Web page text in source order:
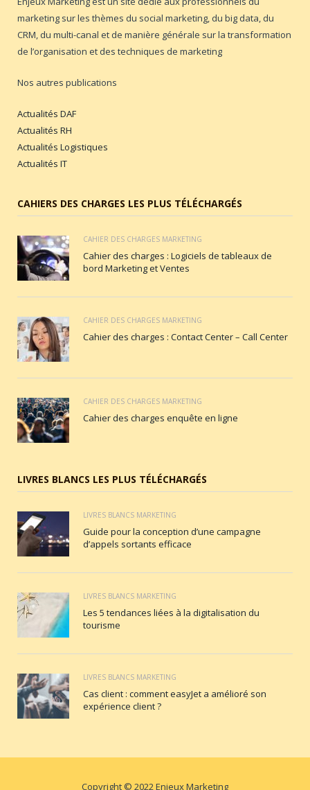
marketing sur les thèmes du social marketing, du big data, du
CRM, du multi-canal et de manière générale sur la transformation
de l’organisation et des techniques de marketing
Nos autres publications
Actualités DAF
Actualités RH
Actualités Logistiques
Actualités IT
CAHIERS DES CHARGES LES PLUS TÉLÉCHARGÉS
CAHIER DES CHARGES MARKETING
Cahier des charges : Logiciels de tableaux de
bord Marketing et Ventes
CAHIER DES CHARGES MARKETING
Cahier des charges : Contact Center – Call Center
CAHIER DES CHARGES MARKETING
Cahier des charges enquête en ligne
LIVRES BLANCS LES PLUS TÉLÉCHARGÉS
LIVRES BLANCS MARKETING
Guide pour la conception d’une campagne
d’appels sortants efficace
LIVRES BLANCS MARKETING
Les 5 tendances liées à la digitalisation du
tourisme
LIVRES BLANCS MARKETING
Cas client : comment easyJet a amélioré son
expérience client ?
Copyright © 2022 Enjeux Marketing